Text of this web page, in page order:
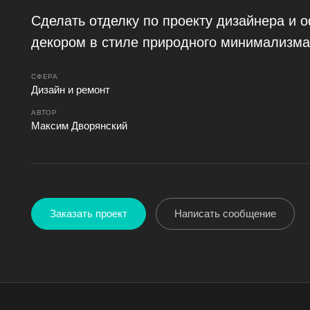
Сделать отделку по проекту дизайнера и
декором в стиле природного
СФЕРА
Дизайн и ремонт
АВТОР
Максим Дворянский
Заказать проект Написать сообщение